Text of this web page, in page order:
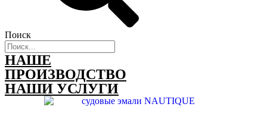
Поиск
НАШЕ
ПРОИЗВОДСТВО
НАШИ УСЛУГИ